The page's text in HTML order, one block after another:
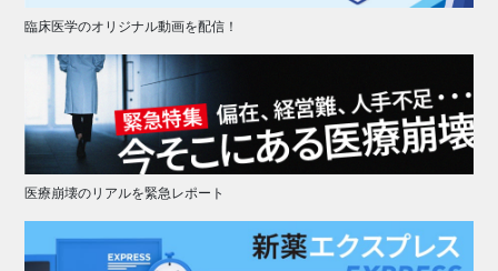
臨床医学のオリジナル動画を配信！
医療崩壊のリアルを緊急レポート